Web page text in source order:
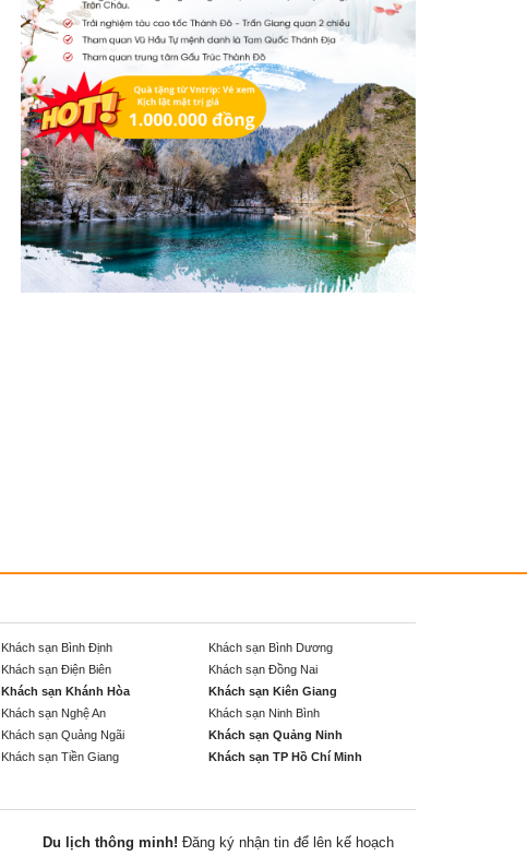
Khách sạn Bình Định
Khách sạn Bình Dương
Khách sạn Điện Biên
Khách sạn Đồng Nai
Khách sạn Khánh Hòa
Khách sạn Kiên Giang
Khách sạn Nghệ An
Khách sạn Ninh Bình
Khách sạn Quảng Ngãi
Khách sạn Quảng Ninh
Khách sạn Tiền Giang
Khách sạn TP Hồ Chí Minh
Du lịch thông minh! Đăng ký nhận tin để lên kế hoạch